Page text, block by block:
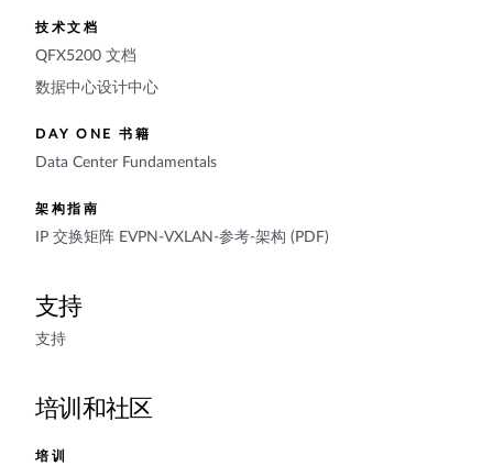
技术文档
QFX5200 文档
数据中心设计中心
DAY ONE 书籍
Data Center Fundamentals
架构指南
IP 交换矩阵 EVPN-VXLAN-参考-架构 (PDF)
支持
支持
培训和社区
培训